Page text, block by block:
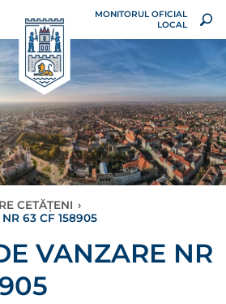
MONITORUL OFICIAL
LOCAL
CETĂȚENI ›
63 CF 158905
VANZARE NR